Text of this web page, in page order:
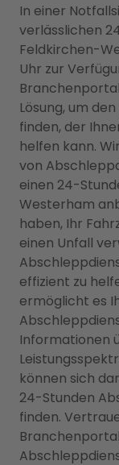
In einer
verlässlichen
Feldkirchen-
Uhr zur
Lösung, um
finden, der
helfen kann.
von
einen 24-
Westerham
haben, Ihr
einen Unfall
effizient zu
ermöglicht es
Informationen
können sich
24-Stunden
finden.